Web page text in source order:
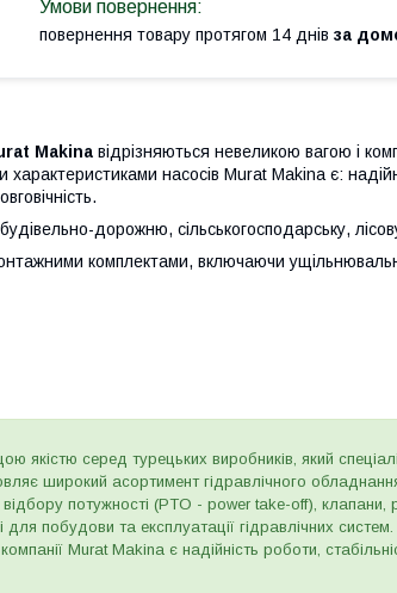
повернення товару протягом 14 днів за
Makina відрізняються невеликою вагою і
характеристиками насосів Murat Makina є:
дорожню, сільськогосподарську,
комплектами, включаючи
якістю серед турецьких виробників, який
широкий асортимент гідравлічного
потужності (PTO - power take-off), клапани,
для побудови та експлуатації гідравлічних
Murat Makina є надійність роботи,